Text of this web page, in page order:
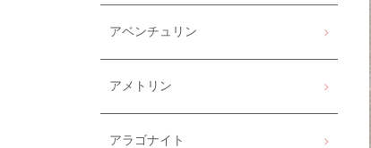
アベンチュリン
アメトリン
アラゴナイト